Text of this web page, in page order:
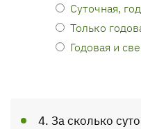
Суточная,
Только
Годовая и
4. За сколько